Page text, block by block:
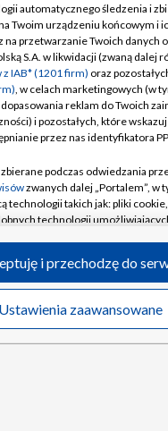
Wideo
TVP
Abonament TVP
Sklep TVP
Biuro Reklamy
Oferta Handlowa
Emisja w TVP
Rada Programowa
Ogłoszenia przetargowe
Akademia Telewizyjna
Centrum informacji TVP
Regulamin TVP
Polityka prywatności
Moje zgody
Biuro reklamy
Kanały
Polska Spółka Akcyjna
automatycznego śledzenia i
Twoim urządzeniu końcowym i
przetwarzanie Twoich danych
S.A. w likwidacji (zwaną dalej
IAB* (1201 firm) oraz
, w celach marketingowych (w
reklam do Twoich
i pozostałych, które
przez nas identyfikatora
podczas odwiedzania
zwanych dalej „Portalem”, w
technologii takich jak: pliki
technologii
podczas odwiedzania
na Portalu, takie jak adresy IP,
Ustawienia zaawansowane
i przechodzę do